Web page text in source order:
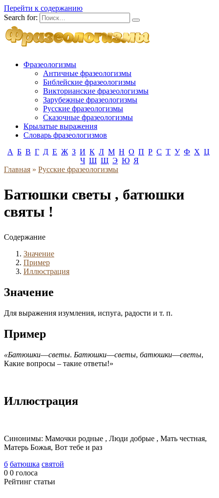
Перейти к содержанию
Search for:
Фразеологизмы
Античные фразеологизмы
Библейские фразеологизмы
Викторианские фразеологизмы
Зарубежные фразеологизмы
Русские фразеологизмы
Сказочные фразеологизмы
Крылатые выражения
Словарь фразеологизмов
А Б В Г Д Е Ж З И К Л М Н О П Р С Т У Ф Х Ц
Ч Ш Щ Э Ю Я
Главная » Русские фразеологизмы
Батюшки светы , батюшки
святы !
Содержание
Значение
Пример
Иллюстрация
Значение
Для выражения изумления, испуга, радости и т. п.
Пример
«Батюшки—светы. Батюшки—светы, батюшки—светы,
Какие вопросы – такие ответы!»
Иллюстрация
Синонимы: Мамочки родные , Люди добрые , Мать честная,
Матерь Божья, Вот тебе и раз
б батюшка святой
0 0 голоса
Рейтинг статьи